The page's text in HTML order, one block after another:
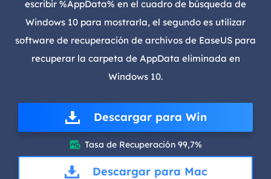
escribir %AppData% en el cuadro de búsqueda de
Windows 10 para mostrarla, el segundo es utilizar
software de recuperación de archivos de EaseUS para
recuperar la carpeta de AppData eliminada en
Windows 10.
Descargar para Win
 Tasa de Recuperación 99,7%
Descargar para Mac